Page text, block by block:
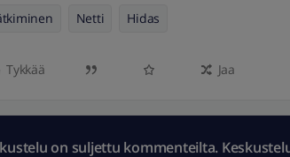
Netti Hidas
Tykkää Jaa
on suljettu kommenteilta.